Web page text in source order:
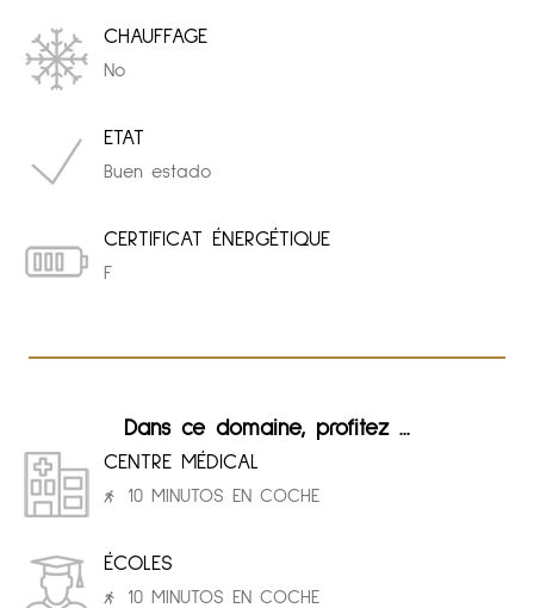
CHAUFFAGE
No
ETAT
Buen estado
CERTIFICAT ÉNERGÉTIQUE
F
Dans ce domaine, profitez ...
CENTRE MÉDICAL
10 MINUTOS EN COCHE
ÉCOLES
10 MINUTOS EN COCHE